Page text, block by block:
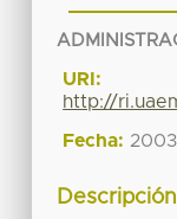
URI:
http://
Fecha: 2003